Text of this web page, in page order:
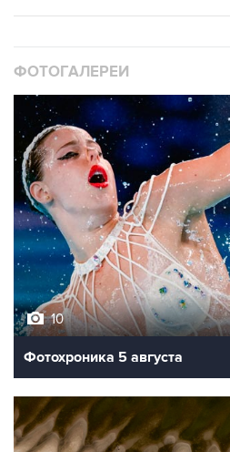
ФОТОГАЛЕРЕИ
10
Фотохроника 5 августа